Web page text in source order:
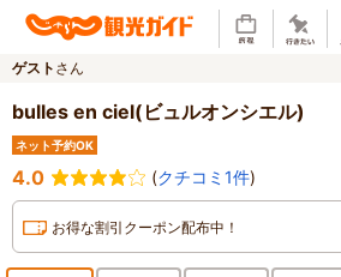
ゲスト さん
bulles en ciel(ビュルオンシエル)
ネット予約OK
4.0 (クチコミ1件)
お得な割引クーポン配布中！